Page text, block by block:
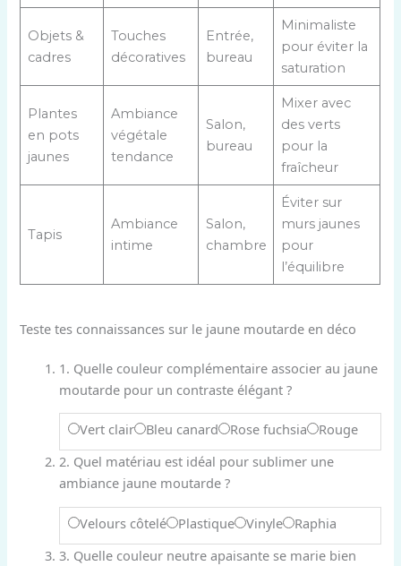
Objets &
cadres
Touches
décoratives
Entrée,
bureau
Minimaliste
pour éviter la
saturation
Plantes
en pots
jaunes
Ambiance
végétale
tendance
Salon,
bureau
Mixer avec
des verts
pour la
fraîcheur
Tapis
Ambiance
intime
Salon,
chambre
Éviter sur
murs jaunes
pour
l’équilibre
Teste tes connaissances sur le jaune moutarde en déco
1. Quelle couleur complémentaire associer au jaune
moutarde pour un contraste élégant ?
Vert clair Bleu canard Rose fuchsia
Rouge
2. Quel matériau est idéal pour sublimer une
ambiance jaune moutarde ?
Velours côtelé Plastique Vinyle
Raphia
3. Quelle couleur neutre apaisante se marie bien